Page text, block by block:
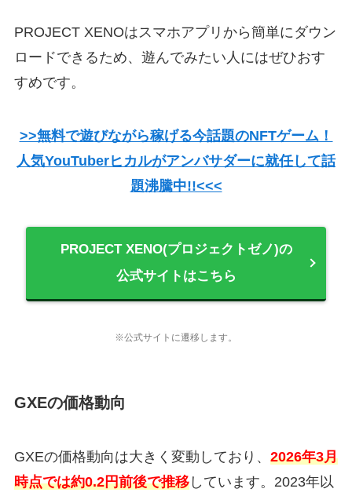
PROJECT XENOはスマホアプリから簡単にダウン
ロードできるため、遊んでみたい人にはぜひおす
すめです。
>>無料で遊びながら稼げる今話題のNFTゲーム！
人気YouTuberヒカルがアンバサダーに就任して話
題沸騰中!!<<<
PROJECT XENO(プロジェクトゼノ)の
公式サイトはこちら
※公式サイトに遷移します。
GXEの価格動向
GXEの価格動向は大きく変動しており、 2026年3月
時点では約0.2円前後で推移しています。2023年以